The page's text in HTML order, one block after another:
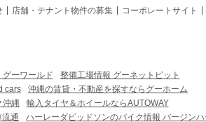
店舗・テナント物件の募集 コーポレートサイト
ーワールド
整備工場情報 グーネットピット
cars
沖縄の賃貸・不動産を探すならグーホーム
沖縄
輸入タイヤ＆ホイールならAUTOWAY
通 ハーレーダビッドソンのバイク情報 バージンハ